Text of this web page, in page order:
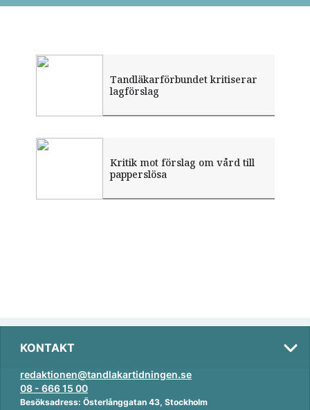
Tandläkarförbundet kritiserar
lagförslag
Kritik mot förslag om vård till
papperslösa
KONTAKT
redaktionen@tandlakartidningen.se
08 - 666 15 00
Besöksadress: Österlånggatan 43, Stockholm